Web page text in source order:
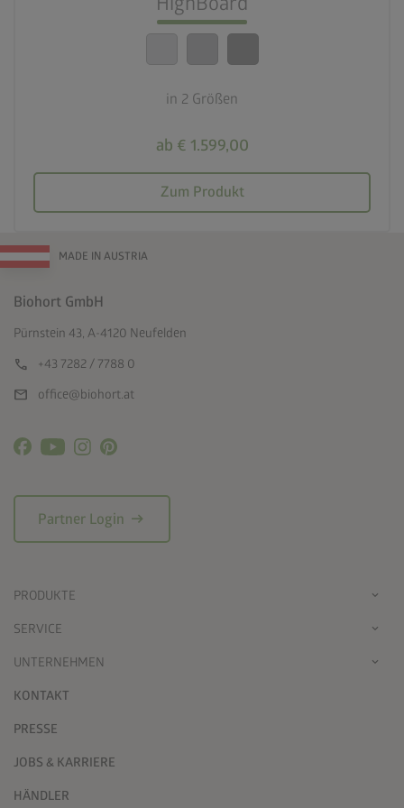
in 2 Größen
ab € 1.599,00
Zum Produkt
calendar_month
20 Jahre Garantie
MADE IN AUSTRIA
Biohort GmbH
Pürnstein 43, A-4120 Neufelden
call +43 7282 / 7788 0
mail office@biohort.at
Partner Login arrow_right_alt
PRODUKTE
SERVICE
UNTERNEHMEN
KONTAKT
PRESSE
JOBS & KARRIERE
HÄNDLER